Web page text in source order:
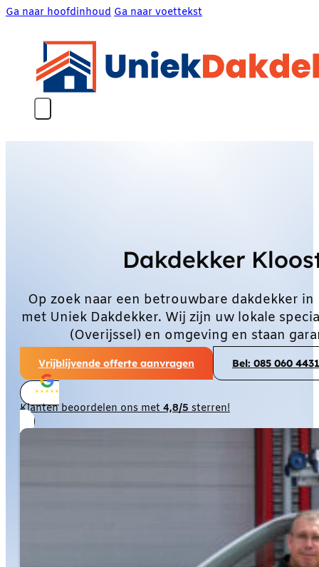
Ga naar hoofdinhoud Ga naar voettekst
Dakdekker
Op zoek naar een betrouwbare dakdekker
met Uniek Dakdekker. Wij zijn uw lokale
(Overijssel) en omgeving en staan
Vrijblijvende offerte aanvragen Bel: 085 060 4431
Klanten beoordelen ons met4,8/5sterren!